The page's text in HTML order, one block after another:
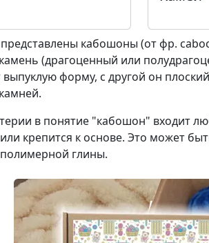
представлены кабошоны (от фр.
(драгоценный или
форму, с другой он
в понятие "кабошон" входит
крепится к основе. Это может
глины.